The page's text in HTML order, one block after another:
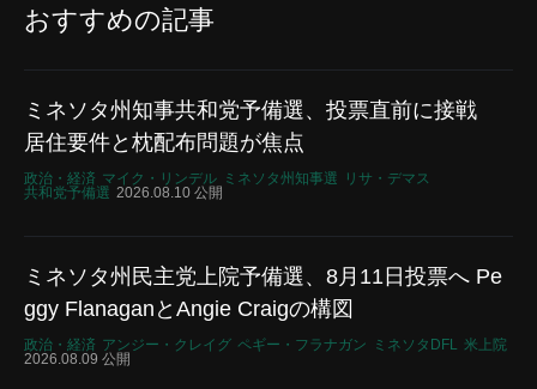
おすすめの記事
ミネソタ州知事共和党予備選、投票直前に接戦
居住要件と枕配布問題が焦点
政治・経済 マイク・リンデル ミネソタ州知事選
リサ・デマス
共和党予備選 2026.08.10 公開
ミネソタ州民主党上院予備選、8月11日投票へ Pe
ggy FlanaganとAngie Craigの構図
政治・経済 アンジー・クレイグ ペギー・フラナガン ミネソタDFL 米上院
2026.08.09 公開